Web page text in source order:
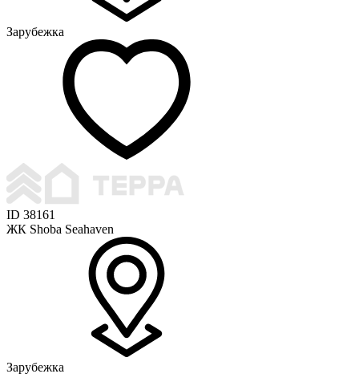
Зарубежка
ID 38161
ЖК Shoba Seahaven
Зарубежка